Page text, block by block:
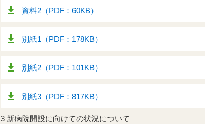
資料2（PDF：60KB）
別紙1（PDF：178KB）
別紙2（PDF：101KB）
別紙3（PDF：817KB）
3 新病院開設に向けての状況について